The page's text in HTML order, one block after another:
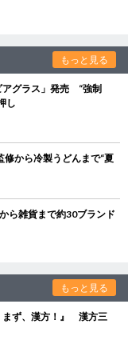
もっと見る
アグラス」発売 “強制
し
から冷製うどんまで“夏
ら雑貨まで約30ブランド
もっと見る
まず、漢方！』 漢方三